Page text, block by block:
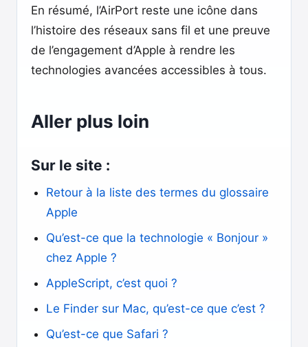
En résumé, l’AirPort reste une icône dans
l’histoire des réseaux sans fil et une preuve
de l’engagement d’Apple à rendre les
technologies avancées accessibles à tous.
Aller plus loin
Sur le site :
Retour à la liste des termes du glossaire
Apple
Qu’est-ce que la technologie « Bonjour »
chez Apple ?
AppleScript, c’est quoi ?
Le Finder sur Mac, qu’est-ce que c’est ?
Qu’est-ce que Safari ?